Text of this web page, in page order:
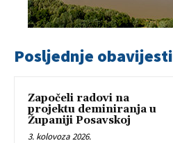
Posljednje obavijesti
Započeli radovi na
projektu deminiranja u
Županiji Posavskoj
3. kolovoza 2026.